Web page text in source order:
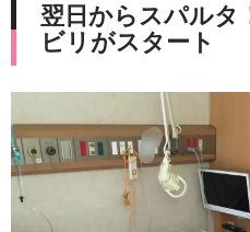
翌日からスパルタ
ビリがスタート